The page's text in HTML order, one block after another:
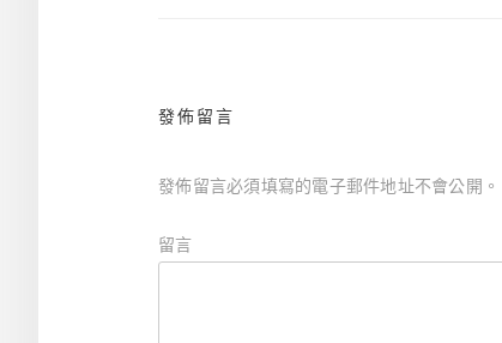
發佈留言
發佈留言必須填寫的電子郵件地址不會公開。
留言